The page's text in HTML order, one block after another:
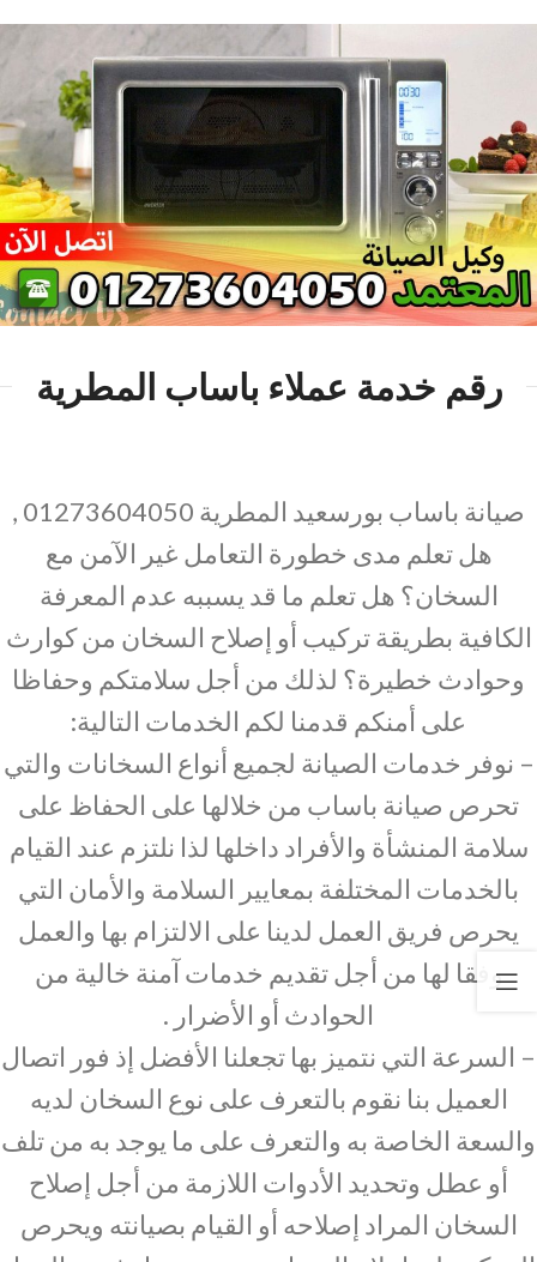
رقم خدمة عملاء باساب المطرية
صيانة باساب بورسعيد المطرية 01273604050 ,
هل تعلم مدى خطورة التعامل غير الآمن مع
السخان؟ هل تعلم ما قد يسببه عدم المعرفة
الكافية بطريقة تركيب أو إصلاح السخان من كوارث
وحوادث خطيرة؟ لذلك من أجل سلامتكم وحفاظا
على أمنكم قدمنا لكم الخدمات التالية:
– نوفر خدمات الصيانة لجميع أنواع السخانات والتي
تحرص صيانة باساب من خلالها على الحفاظ على
سلامة المنشأة والأفراد داخلها لذا نلتزم عند القيام
بالخدمات المختلفة بمعايير السلامة والأمان التي
يحرص فريق العمل لدينا على الالتزام بها والعمل
وفقا لها من أجل تقديم خدمات آمنة خالية من
الحوادث أو الأضرار .
– السرعة التي نتميز بها تجعلنا الأفضل إذ فور اتصال
العميل بنا نقوم بالتعرف على نوع السخان لديه
والسعة الخاصة به والتعرف على ما يوجد به من تلف
أو عطل وتحديد الأدوات اللازمة من أجل إصلاح
السخان المراد إصلاحه أو القيام بصيانته ويحرص